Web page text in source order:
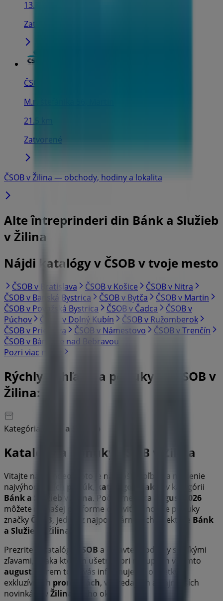
13.3 km
Zatvorené
ČSOB
M.r. štefánika 56, Martin
21.5 km
Zatvorené
ČSOB v Žilina — obchody, hodiny a lokalita
Alte întreprinderi din Bánk a Služieb
v Žilina
Nájdi katalógy v ČSOB v tvoje mesto
ČSOB v Bratislava ČSOB v Košice
ČSOB v Nitra
ČSOB v Banská Bystrica
ČSOB v Bytča
ČSOB v Martin
ČSOB v Považská Bystrica
ČSOB v Čadca
ČSOB v
Púchov
ČSOB v Dolný Kubín
ČSOB v Ružomberok
ČSOB v Prievidza
ČSOB v Námestovo
ČSOB v Trenčín
ČSOB v Bánovce nad Bebravou
Pozri viac miest
Rýchly pohľad na ponuky vo ČSOB v
Žilina:
Kategória: Bánk a Služieb
Katalógy a ponuky ČSOB v Žilina
Vitajte na Tiendeo! Toto je najlepšia voľba na nájdenie
najvýhodnejších
ponúk katalógov akcií
v kategórii
Bánk a Služieb
Žilina. Počas mesiaca
august 2026
môžete na našej platforme objaviť najnovšie ponuky
značky ČSOB, jednej z najpopulárnejších v sektore Bánk
a Služieb
Žilina
Prezrite si katalógy
ČSOB a objavte produkty s veľkými
zľavami, vďaka ktorým ušetríte pri nákupoch v tomto
august . Okrem toho vás informujeme o všetkých
exkluzívnych promóciách, výpredajoch a najnovších
novinkách vŽilina
a jeho okolí.